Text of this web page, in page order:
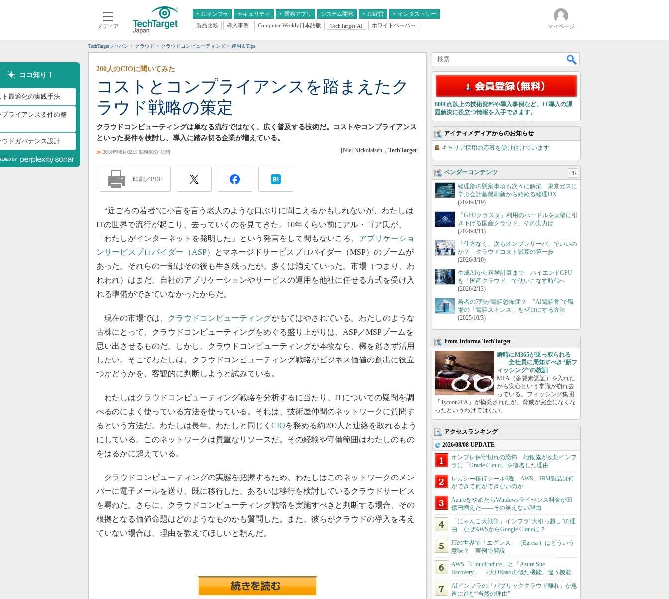
メディア
ITインフラ
クラウド
スマートモバイル
ネットワーク
システム運用管理
セキュリティ 業務アプリ
エンタープライズAI
ERP
情報系システム
システム開発 IT経営
経営とIT
インダストリー
医療IT
製品比較 導入事例 Computer Weekly日本語版 TechTarget.AI ホワイトペーパー マイページ
TechTargetジャパン クラウド クラウドコンピューティング 運用＆Tips
ココ知り！
ト最適化の実践手法
プライアンス要件の整
ウドガバナンス設計
コストとコンプライアンスを踏まえたク
ラウド戦略の策定
200人のCIOに聞いてみた
クラウドコンピューティングは単なる流行ではなく、広く普及する技術だ。コストやコンプライアンス
といった要件を検討し、導入に踏み切る企業が増えている。
≫ 2010年08月02日 08時00分 公開 [Niel Nickolaisen， TechTarget]
印刷／PDF
“近ごろの若者”に小言を言う老人のような口ぶりに聞こえるかもしれないが、わたしは
ITの世界で流行が起こり、去っていくのを見てきた。10年くらい前にアル・ゴア氏が、
「わたしがインターネットを発明した」という発言をして間もないころ、 アプリケーショ
ンサービスプロバイダー（ASP）
とマネージドサービスプロバイダー（MSP）のブームが
あった。それらの一部はその後も生き残ったが、多くは消えていった。市場（つまり、わ
れわれ）はまだ、自社のアプリケーションやサービスの運用を他社に任せる方式を受け入
れる準備ができていなかったからだ。
現在の市場では、 クラウドコンピューティングがもてはやされている。わたしのような
古株にとって、クラウドコンピューティングをめぐる盛り上がりは、ASP／MSPブームを
思い出させるものだ。しかし、クラウドコンピューティングが本物なら、機を逃さず活用
したい。そこでわたしは、クラウドコンピューティング戦略がビジネス価値の創出に役立
つかどうかを、客観的に判断しようと試みている。
わたしはクラウドコンピューティング戦略を分析するに当たり、ITについての疑問を調
べるのによく使っている方法を使っている。それは、技術屋仲間のネットワークに質問す
るという方法だ。わたしは長年、わたしと同じく CIOを務める約200人と連絡を取れるよう
にしている。このネットワークは貴重なリソースだ。その経験や守備範囲はわたしのもの
をはるかに超えている。
クラウドコンピューティングの実態を把握するため、わたしはこのネットワークのメン
バーに電子メールを送り、既に移行した、あるいは移行を検討しているクラウドサービス
を尋ねた。さらに、クラウドコンピューティング戦略を実施すべきと判断する場合、その
根拠となる価値命題はどのようなものかも質問した。また、彼らがクラウドの導入を考え
ていない場合は、理由を教えてほしいと頼んだ。
8000点以上の技術資料や導入事例など、IT導入の課
題解決に役立つ情報を入手できます。
アイティメディアからのお知らせ
キャリア採用の応募を受け付けています
ベンダーコンテンツ PR
経理部の懸案事項も次々に解消 東京ガスに
学ぶ会計基盤刷新から始める経理DX
(2026/3/19)
「GPUクラスタ」利用のハードルを大幅に引
き下げる国産クラウド、その実力は
(2026/3/11)
「仕方なく、次もオンプレサーバ」でいいの
か？ クラウドコスト試算の第一歩
(2026/3/10)
生成AIから科学計算まで ハイエンドGPU
を「国産クラウド」で使いこなす時代へ
(2026/2/13)
若者の7割が電話恐怖症？ ”AI電話番”で職
場の「電話ストレス」をゼロにする方法
(2025/10/3)
From Informa TechTarget
瞬時にM365が乗っ取られる
――全社員に周知すべき“新フ
ィッシング”の教訓
MFA（多要素認証）を入れた
から安心という常識が崩れ去
っている。フィッシング集団
「Tycoon2FA」が摘発されたが、脅威が完全になくな
ったというわけではない。
アクセスランキング
2026/08/08 UPDATE
オンプレ保守切れの恐怖 地銀協が次期インフ
ラに「Oracle Cloud」を指名した理由
レガシー移行ツール6選 AWS、IBM製品は何
ができて何ができないのか
AzureをやめたらWindowsライセンス料金が60
億円増えた――その笑えない理由
「にゃんこ大戦争」インフラ“大引っ越し”の理
由 なぜAWSからGoogle Cloudに？
ITの世界で「エグレス」（Egress）はどういう
意味？ 実例で解説
AWS「CloudEndure」と「Azure Site
Recovery」 2大DRaaSの似た機能、違う機能
AIインフラの「パブリッククラウド離れ」が急
速に進む“当然の理由”